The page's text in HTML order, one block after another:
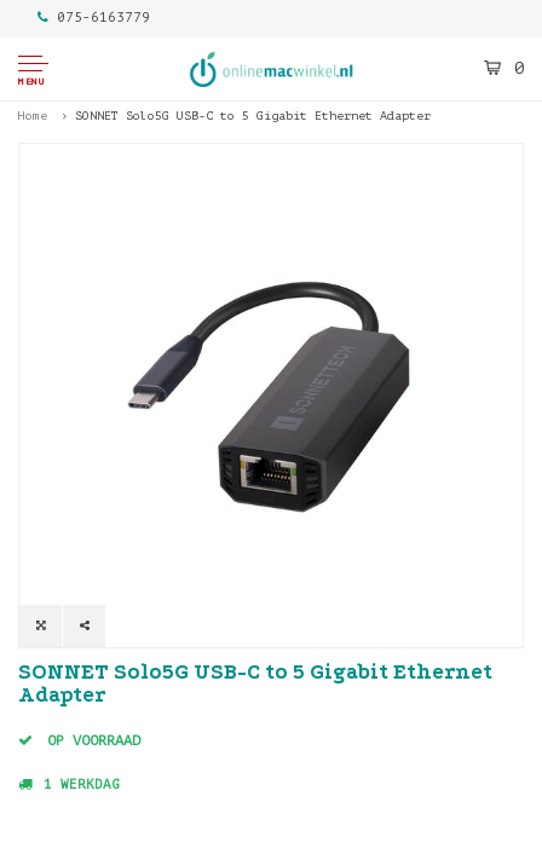
075-6163779
MENU
0
Home SONNET Solo5G USB-C to 5 Gigabit Ethernet Adapter
SONNET Solo5G USB-C to 5 Gigabit Ethernet
Adapter
OP VOORRAAD
1 WERKDAG